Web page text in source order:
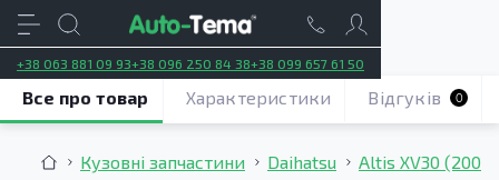
+38 063 881 09 93+38 096 250 84 38+38 099 657 61 50
Кузовні запчастини Daihatsu Altis XV30
Все про товар Характеристики Відгуків 0